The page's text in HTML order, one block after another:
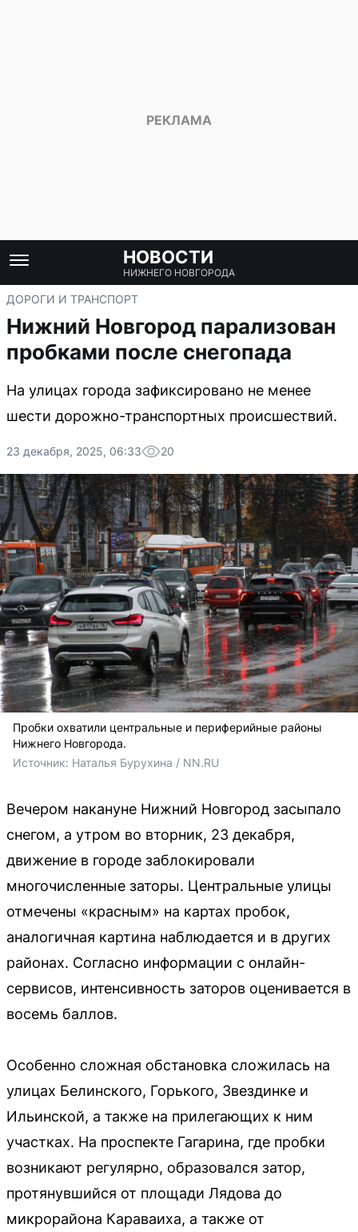
НОВОСТИ
НИЖНЕГО НОВГОРОДА
ДОРОГИ И ТРАНСПОРТ
Нижний Новгород парализован
пробками после снегопада
На улицах города зафиксировано не менее
шести дорожно-транспортных происшествий.
23 декабря, 2025, 06:33 20
Пробки охватили центральные и периферийные районы
Нижнего Новгорода.
Источник: Наталья Бурухина / NN.RU
Вечером накануне Нижний Новгород засыпало
снегом, а утром во вторник, 23 декабря,
движение в городе заблокировали
многочисленные заторы. Центральные улицы
отмечены «красным» на картах пробок,
аналогичная картина наблюдается и в других
районах. Согласно информации с онлайн-
сервисов, интенсивность заторов оценивается в
восемь баллов.
Особенно сложная обстановка сложилась на
улицах Белинского, Горького, Звездинке и
Ильинской, а также на прилегающих к ним
участках. На проспекте Гагарина, где пробки
возникают регулярно, образовался затор,
протянувшийся от площади Лядова до
микрорайона Караваиха, а также от